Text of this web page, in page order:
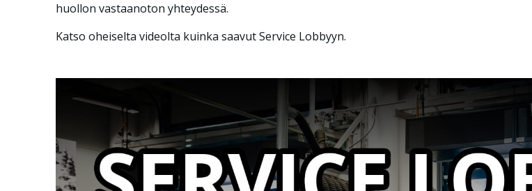
huollon vastaanoton yhteydessä.
Katso oheiselta videolta kuinka saavut Service Lobbyyn.